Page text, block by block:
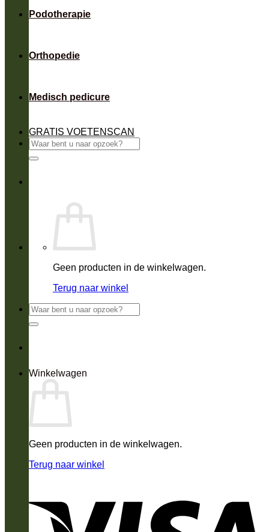
Podotherapie
Orthopedie
Medisch pedicure
GRATIS VOETENSCAN
Zoeken
naar:
Geen producten in de winkelwagen.
Terug naar winkel
Zoeken
naar:
Winkelwagen
Geen producten in de winkelwagen.
Terug naar winkel